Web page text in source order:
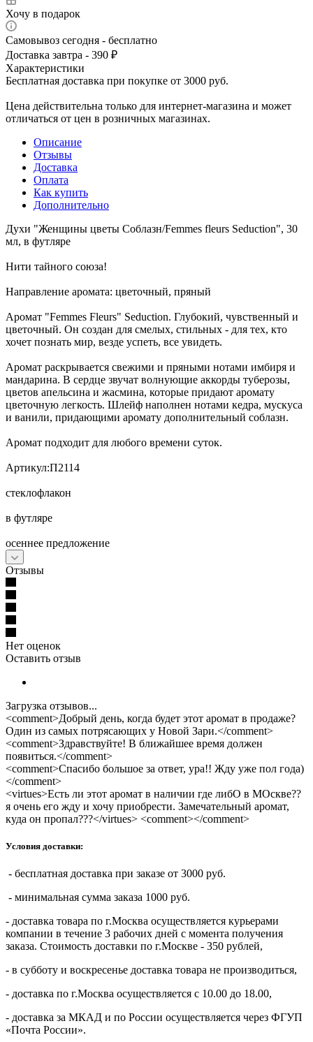
Хочу в подарок
Самовывоз сегодня - бесплатно
Доставка завтра - 390 ₽
Характеристики
Бесплатная доставка при покупке от 3000 руб.
Цена действительна только для интернет-магазина и может
отличаться от цен в розничных магазинах.
Описание
Отзывы
Доставка
Оплата
Как купить
Дополнительно
Духи "Женщины цветы Соблазн/Femmes fleurs Seduction", 30
мл, в футляре
Нити тайного союза!
Направление аромата: цветочный, пряный
Аромат "Femmes Fleurs" Seduction. Глубокий, чувственный и
цветочный. Он создан для смелых, стильных - для тех, кто
хочет познать мир, везде успеть, все увидеть.
Аромат раскрывается свежими и пряными нотами имбиря и
мандарина. В сердце звучат волнующие аккорды туберозы,
цветов апельсина и жасмина, которые придают аромату
цветочную легкость. Шлейф наполнен нотами кедра, мускуса
и ванили, придающими аромату дополнительный соблазн.
Аромат подходит для любого времени суток.
Артикул:П2114
стеклофлакон
в футляре
осеннее предложение
Отзывы
Нет оценок
Оставить отзыв
Загрузка отзывов...
<comment>Добрый день, когда будет этот аромат в продаже?
Один из самых потрясающих у Новой Зари.</comment>
<comment>Здравствуйте! В ближайшее время должен
появиться.</comment>
<comment>Спасибо большое за ответ, ура!! Жду уже пол года)
</comment>
<virtues>Есть ли этот аромат в наличии где либО в МОскве??
я очень его жду и хочу приобрести. Замечательный аромат,
куда он пропал???</virtues> <comment></comment>
Условия доставки:
- бесплатная доставка при заказе от 3000 руб.
- минимальная сумма заказа 1000 руб.
- доставка товара по г.Москва осуществляется курьерами
компании в течение 3 рабочих дней с момента получения
заказа. Стоимость доставки по г.Москве - 350 рублей,
- в субботу и воскресенье доставка товара не производиться,
- доставка по г.Москва осуществляется с 10.00 до 18.00,
- доставка за МКАД и по России осуществляется через ФГУП
«Почта России».